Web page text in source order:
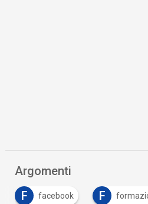
Argomenti
F
facebook F